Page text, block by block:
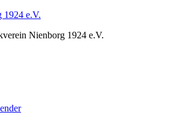
1924 e.V.
Nienborg 1924 e.V.